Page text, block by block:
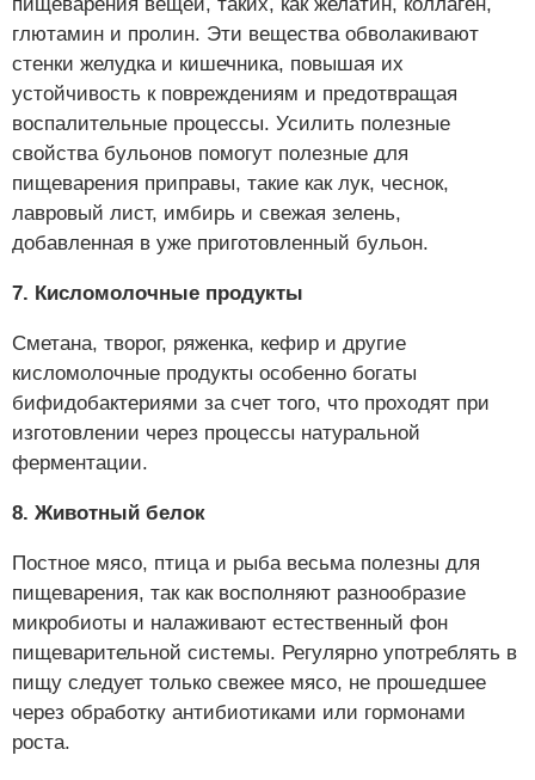
глютамин и пролин. Эти вещества обволакивают
стенки желудка и кишечника, повышая их
устойчивость к повреждениям и предотвращая
воспалительные процессы. Усилить полезные
свойства бульонов помогут полезные для
пищеварения приправы, такие как лук, чеснок,
лавровый лист, имбирь и свежая зелень,
добавленная в уже приготовленный бульон.
7. Кисломолочные продукты
Сметана, творог, ряженка, кефир и другие
кисломолочные продукты особенно богаты
бифидобактериями за счет того, что проходят при
изготовлении через процессы натуральной
ферментации.
8. Животный белок
Постное мясо, птица и рыба весьма полезны для
пищеварения, так как восполняют разнообразие
микробиоты и налаживают естественный фон
пищеварительной системы. Регулярно употреблять в
пищу следует только свежее мясо, не прошедшее
через обработку антибиотиками или гормонами
роста.